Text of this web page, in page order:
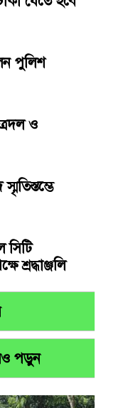
পুলিশ
ও
সিটি
শ্রদ্ধাঞ্জলি
পড়ুন